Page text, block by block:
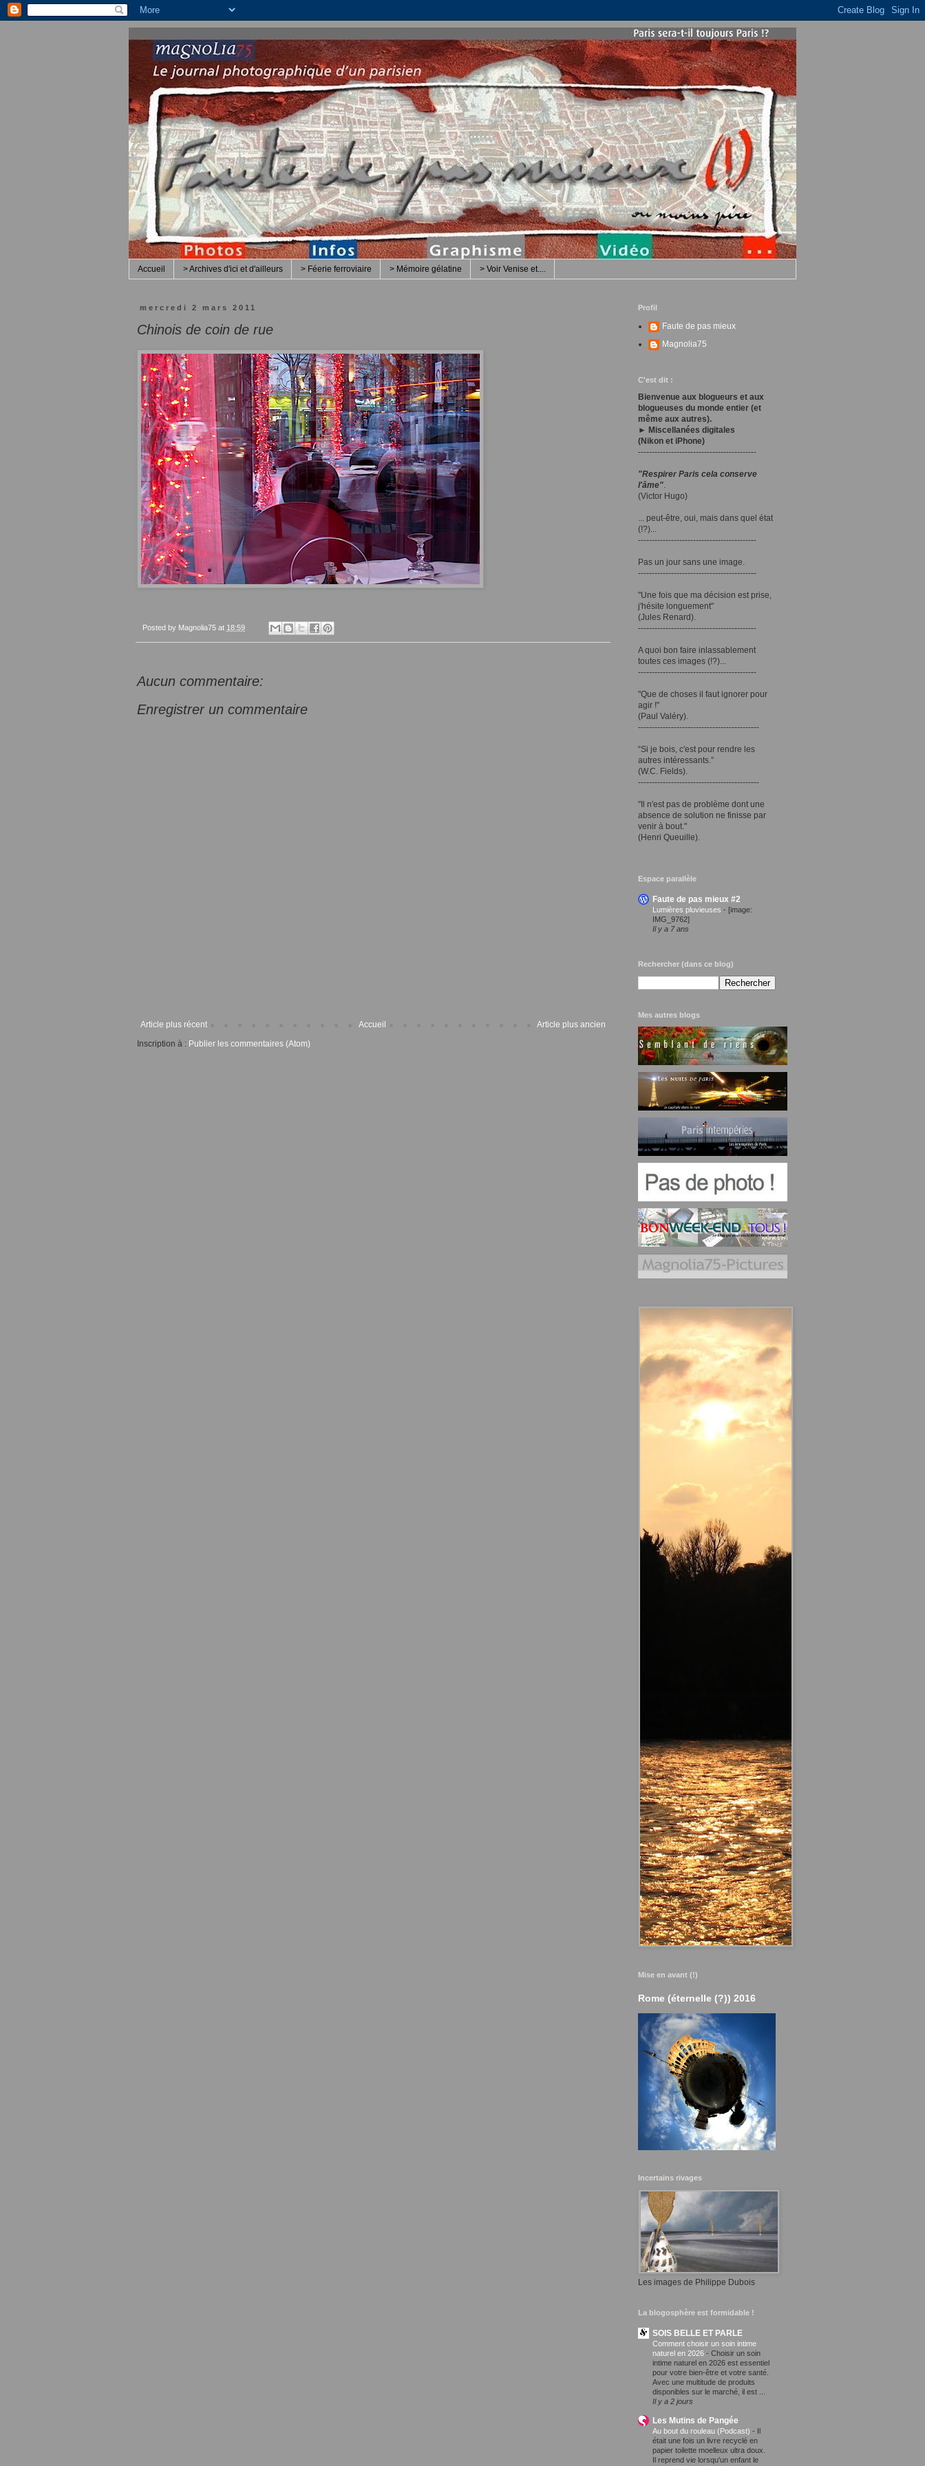
Accueil > Archives d'ici et d'ailleurs > Féerie ferroviaire > Mémoire gélatine > Voir Venise et....
mercredi 2 mars 2011
Chinois de coin de rue
Posted by Magnolia75 at 18:59
Aucun commentaire:
Enregistrer un commentaire
Article plus récent Article plus ancien
Accueil
Inscription à : Publier les commentaires (Atom)
Profil
Faute de pas mieux
Magnolia75
C'est dit :
Bienvenue aux blogueurs et aux
blogueuses du monde entier (et
même aux autres).
► Miscellanées digitales
(Nikon et iPhone)
-------------------------------------------
"Respirer Paris cela conserve
l'âme".
(Victor Hugo)
... peut-être, oui, mais dans quel état
(!?)...
-------------------------------------------
Pas un jour sans une image.
-------------------------------------------
"Une fois que ma décision est prise,
j'hésite longuement"
(Jules Renard).
-------------------------------------------
A quoi bon faire inlassablement
toutes ces images (!?)...
-------------------------------------------
"Que de choses il faut ignorer pour
agir !"
(Paul Valéry).
--------------------------------------------
“Si je bois, c'est pour rendre les
autres intéressants.”
(W.C. Fields).
--------------------------------------------
"Il n'est pas de problème dont une
absence de solution ne finisse par
venir à bout."
(Henri Queuille).
Espace parallèle
Faute de pas mieux #2
Lumières pluvieuses - [image:
IMG_9762]
Il y a 7 ans
Rechercher (dans ce blog)
Mes autres blogs
Mise en avant (!)
Rome (éternelle (?)) 2016
Incertains rivages
Les images de Philippe Dubois
La blogosphère est formidable !
SOIS BELLE ET PARLE
Comment choisir un soin intime
naturel en 2026 - Choisir un soin
intime naturel en 2026 est essentiel
pour votre bien-être et votre santé.
Avec une multitude de produits
disponibles sur le marché, il est ...
Il y a 2 jours
Les Mutins de Pangée
Au bout du rouleau (Podcast) - Il
était une fois un livre recyclé en
papier toilette moelleux ultra doux.
Il reprend vie lorsqu'un enfant le